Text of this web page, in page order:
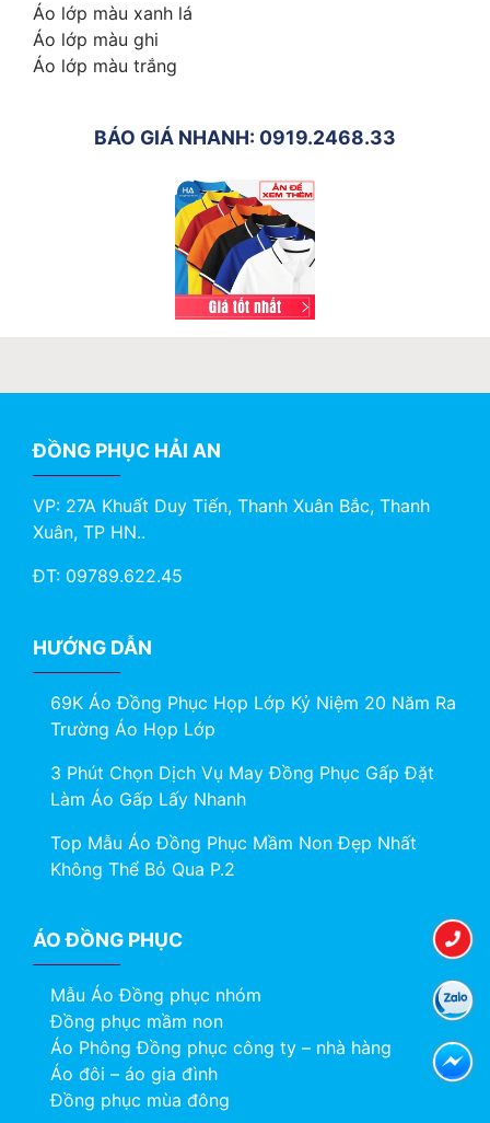
Áo lớp màu xanh lá
Áo lớp màu ghi
Áo lớp màu trắng
BÁO GIÁ NHANH: 0919.2468.33
ĐỒNG PHỤC HẢI AN
VP: 27A Khuất Duy Tiến, Thanh Xuân Bắc, Thanh
Xuân, TP HN..
ĐT: 09789.622.45
HƯỚNG DẪN
69K Áo Đồng Phục Họp Lớp Kỷ Niệm 20 Năm Ra
Trường Áo Họp Lớp
3 Phút Chọn Dịch Vụ May Đồng Phục Gấp Đặt
Làm Áo Gấp Lấy Nhanh
Top Mẫu Áo Đồng Phục Mầm Non Đẹp Nhất
Không Thể Bỏ Qua P.2
ÁO ĐỒNG PHỤC
Mẫu Áo Đồng phục nhóm
Đồng phục mầm non
Áo Phông Đồng phục công ty – nhà hàng
Áo đôi – áo gia đình
Đồng phục mùa đông